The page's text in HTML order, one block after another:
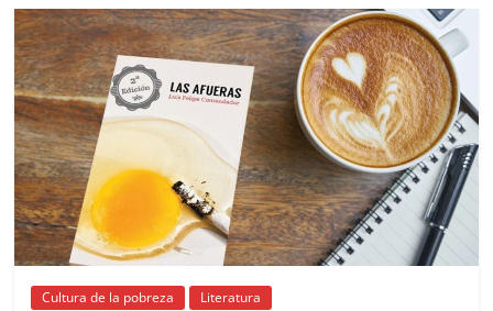
Cultura de la pobreza Literatura